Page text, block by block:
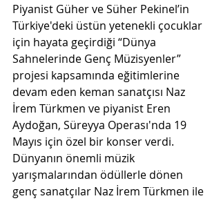
Piyanist Güher ve Süher Pekinel’in
Türkiye'deki üstün yetenekli çocuklar
için hayata geçirdiği “Dünya
Sahnelerinde Genç Müzisyenler”
projesi kapsamında eğitimlerine
devam eden keman sanatçısı Naz
İrem Türkmen ve piyanist Eren
Aydoğan, Süreyya Operası'nda 19
Mayıs için özel bir konser verdi.
Dünyanın önemli müzik
yarışmalarından ödüllerle dönen
genç sanatçılar Naz İrem Türkmen ile